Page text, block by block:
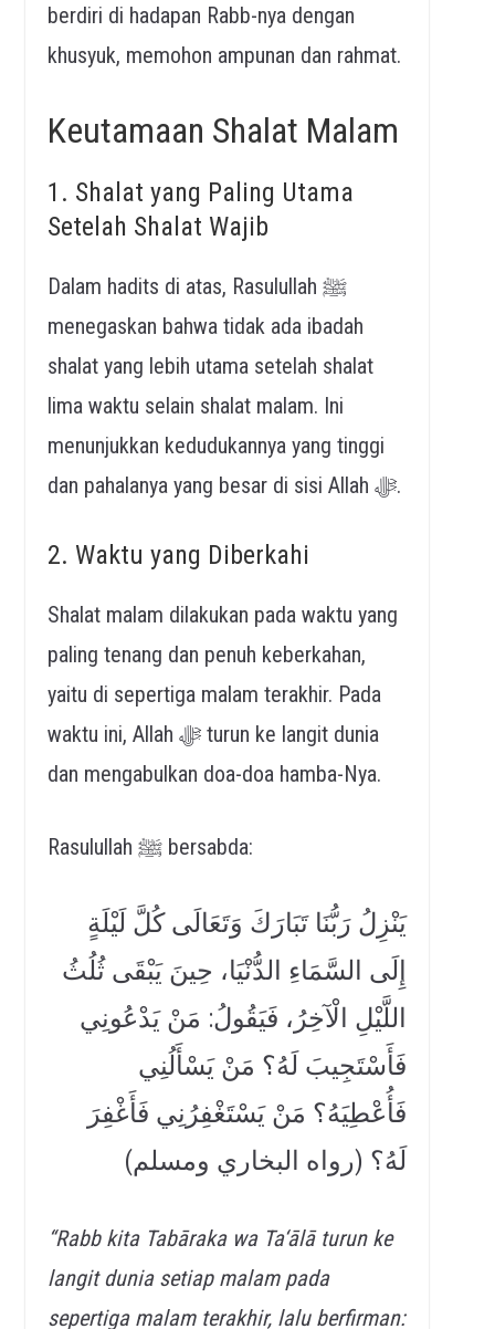
berdiri di hadapan Rabb-nya dengan
khusyuk, memohon ampunan dan rahmat.
Keutamaan Shalat Malam
1. Shalat yang Paling Utama
Setelah Shalat Wajib
Dalam hadits di atas, Rasulullah ﷺ
menegaskan bahwa tidak ada ibadah
shalat yang lebih utama setelah shalat
lima waktu selain shalat malam. Ini
menunjukkan kedudukannya yang tinggi
dan pahalanya yang besar di sisi Allah ﷻ.
2. Waktu yang Diberkahi
Shalat malam dilakukan pada waktu yang
paling tenang dan penuh keberkahan,
yaitu di sepertiga malam terakhir. Pada
waktu ini, Allah ﷻ turun ke langit dunia
dan mengabulkan doa-doa hamba-Nya.
Rasulullah ﷺ bersabda:
يَنْزِلُ رَبُّنَا تَبَارَكَ وَتَعَالَى كُلَّ لَيْلَةٍ
إِلَى السَّمَاءِ الدُّنْيَا، حِينَ يَبْقَى ثُلُثُ
اللَّيْلِ الْآخِرُ، فَيَقُولُ: مَنْ يَدْعُونِي
فَأَسْتَجِيبَ لَهُ؟ مَنْ يَسْأَلُنِي
فَأُعْطِيَهُ؟ مَنْ يَسْتَغْفِرُنِي فَأَغْفِرَ
لَهُ؟ (رواه البخاري ومسلم)
“Rabb kita Tabāraka wa Ta‘ālā turun ke
langit dunia setiap malam pada
sepertiga malam terakhir, lalu berfirman: